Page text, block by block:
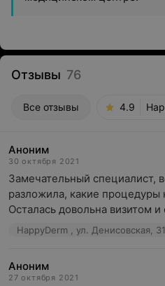
Отзывы 76
Все отзывы 4.9
Аноним
30 октября 2021
Замечательный специалист,
разложила, какие
Осталась довольна визитом и
HappyDerm , ул. Денисовская, 31
Аноним
27 октября 2021